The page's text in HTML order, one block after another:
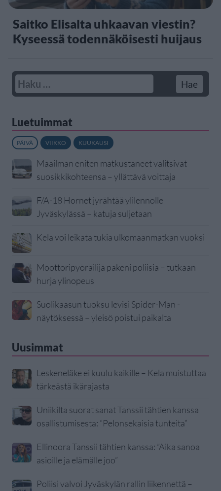
Saitko Elisalta uhkaavan viestin?
Kyseessä todennäköisesti huijaus
Luetuimmat
PÄIVÄ VIIKKO KUUKAUSI
Maailman eniten matkustaneet valitsivat
suosikkikohteensa – yllättävä voittaja
F/A-18 Hornet jyrähtää ylilennolle
Jyväskylässä – katuja suljetaan
Kela voi leikata tukia ulkomaanmatkan vuoksi
Moottoripyöräilijä pakeni poliisia – tutkaan
hurja ylinopeus
Suolikaasun tuoksu levisi Spider-Man -
näytöksessä – yleisö poistui paikalta
Uusimmat
Leskeneläke ei kuulu kaikille – Kela muistuttaa
tärkeästä ikärajasta
Uniikilta suorat sanat Tanssii tähtien kanssa
osallistumisesta: ”Pelonsekaisia tunteita”
Ellinoora Tanssii tähtien kanssa: ”Aika sanoa
asioille ja elämälle joo”
Poliisi valvoi Jyväskylän rallin liikennettä –